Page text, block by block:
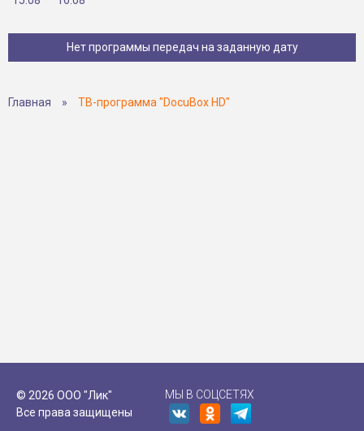
Нет программы передач на заданную дату
Главная » ТВ-программа "DocuBox HD"
© 2026 ООО "Лик"
Все права защищены
МЫ В СОЦСЕТЯХ